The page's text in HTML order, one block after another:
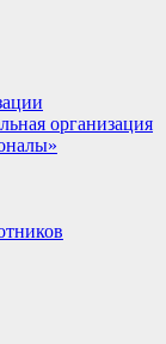
организация